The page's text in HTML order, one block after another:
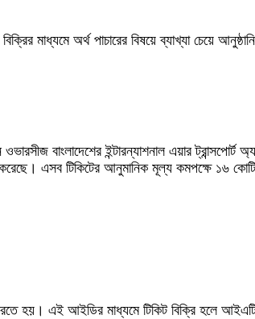
মাধ্যমে অর্থ পাচারের বিষয়ে ব্যাখ্যা চেয়ে
বাংলাদেশের ইন্টারন্যাশনাল এয়ার
এসব টিকিটের আনুমানিক মূল্য কমপক্ষে ১৬
হয়। এই আইডির মাধ্যমে টিকিট বিক্রি হলে